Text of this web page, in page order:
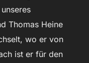
Thomas Heine
wo er von
ist er für den